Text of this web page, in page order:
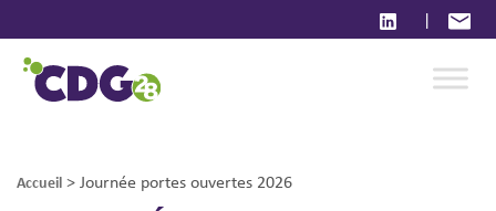
|
Accueil >Journée portes ouvertes 2026